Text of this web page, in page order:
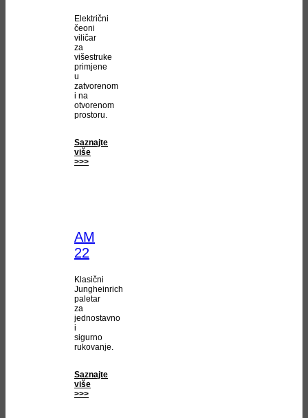
Električni
čeoni
viličar
za
višestruke
primjene
u
zatvorenom
i na
otvorenom
prostoru.
Saznajte
više
>>>
AM
22
Klasični
Jungheinrich
paletar
za
jednostavno
i
sigurno
rukovanje.
Saznajte
više
>>>